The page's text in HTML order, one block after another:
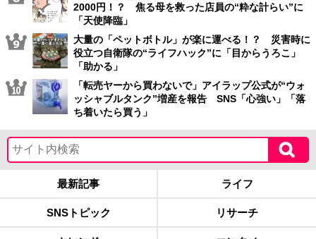
2000円！？ 焦る母を救った店員の“粋な計らい”に
「天使降臨」
大量の「ペットボトル」が楽に運べる！？ 災害時に
役立つ自衛隊の“ライフハック”に「目からうろこ」
「助かる」
「転売ヤーから買わないで」アイラップ公式が“ウォ
ッシャブルタンク”増産を報告 SNS「心強い」「落
ち着いたら買う」
最新記事 ライフ
SNSトピック リサーチ